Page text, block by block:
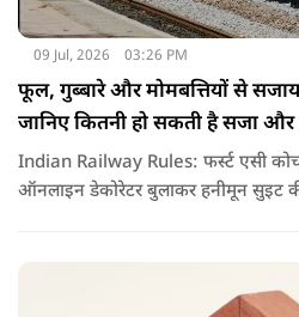
09 Jul, 2026 03:26 PM
फूल, गुब्बारे और मोमबत्तियों से
जानिए कितनी हो सकती है सजा और
Indian Railway Rules: फर्स्ट एसी कोच की बर्थ को बिना अनुमति
ऑनलाइन डेकोरेटर बुलाकर हनीमून सुइट